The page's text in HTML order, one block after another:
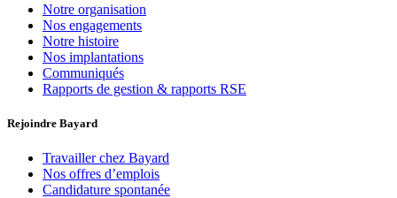
Notre organisation
Nos engagements
Notre histoire
Nos implantations
Communiqués
Rapports de gestion & rapports RSE
Rejoindre Bayard
Travailler chez Bayard
Nos offres d’emplois
Candidature spontanée